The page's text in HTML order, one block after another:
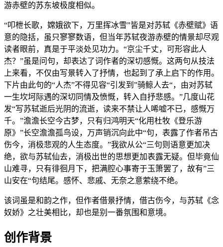
游赤壁的苏东坡极度相似。
“叩枻长歌，嫦娥欲下，万里挥冰雪”皆是对苏轼《赤壁赋》语
意的隐括，虽只寥寥数语，但当年苏轼夜游赤壁的情景却尽观
读者眼前，真是于平淡处见功力。“京尘千丈，可形容此人
杰？”虽是问句，却表达了词作者的深切感慨。这两句从技法
上来看，不仅由写景转入了抒情，也起到了承上启下的作用。
下片由此句的“人杰”不得见容“引发到”骑鲸人去“，由对苏轼
一生坎坷际遇的深切同情及愤慨，转入自抒悲感。”几度山花
发“写苏轼逝后光阴的流逝，读来不禁让人唏嘘不已，感慨万
千。”澹澹长空今古梦，只有归鸿明天“化用杜牧《登乐游
原》”长空澹澹孤鸟设，万声销沉向此中“句，表露了作者吊古
伤今，消极悲观的人生态度。”我欲从公“三句则语意更加决
绝，欲与苏轼仙去，消极出世的思想更加表露无疑。但毕竟仙
山难寻，只有徘徊月下，把满腔心事寄于玉箫罢了，故有”三
山安在“句结尾。感怀、悲戚、无奈之意萦绕不绝。
该词虽是和韵之作，但作者借景抒情，借古伤今，与苏轼《念
奴娇》之壮美相比，却也是别一番氛围和意境。
创作背景